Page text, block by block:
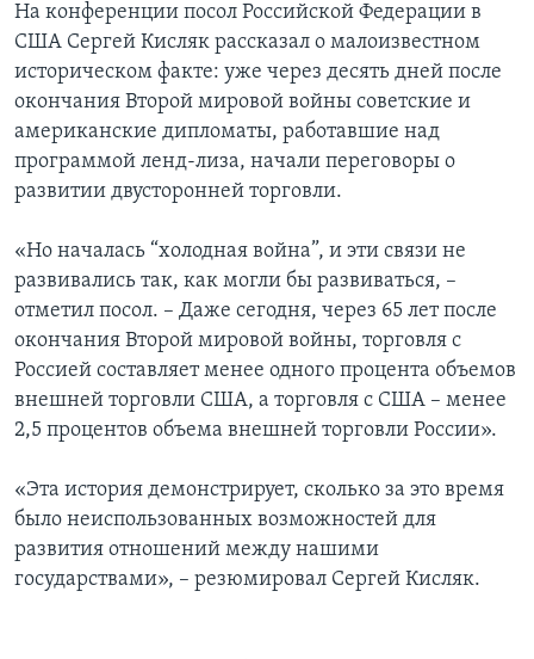
На конференции посол Российской Федерации в
США Сергей Кисляк рассказал о малоизвестном
историческом факте: уже через десять дней после
окончания Второй мировой войны советские и
американские дипломаты, работавшие над
программой ленд-лиза, начали переговоры о
развитии двусторонней торговли.
«Но началась “холодная война”, и эти связи не
развивались так, как могли бы развиваться, –
отметил посол. – Даже сегодня, через 65 лет после
окончания Второй мировой войны, торговля с
Россией составляет менее одного процента объемов
внешней торговли США, а торговля с США – менее
2,5 процентов объема внешней торговли России».
«Эта история демонстрирует, сколько за это время
было неиспользованных возможностей для
развития отношений между нашими
государствами», – резюмировал Сергей Кисляк.